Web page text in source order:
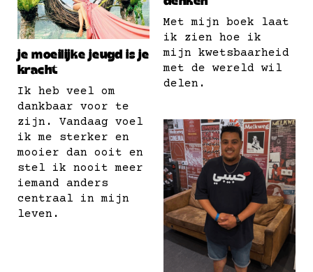
Met mijn boek laat
ik zien hoe ik
mijn kwetsbaarheid
met de wereld wil
delen.
je moeilijke jeugd is je
kracht
Ik heb veel om
dankbaar voor te
zijn. Vandaag voel
ik me sterker en
mooier dan ooit en
stel ik nooit meer
iemand anders
centraal in mijn
leven.